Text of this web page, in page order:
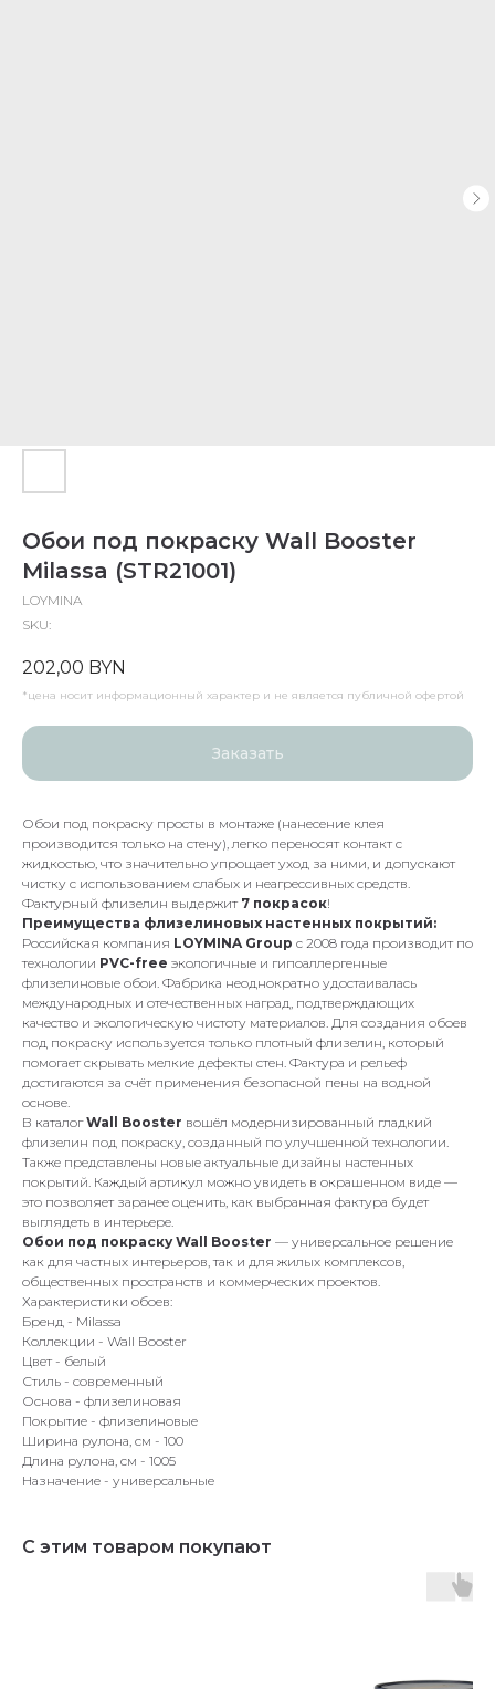
Обои под покраску Wall Booster
Milassa (STR21001)
LOYMINA
SKU:
202,00 BYN
*цена носит информационный характер и не является публичной офертой
Заказать
Обои под покраску просты в монтаже (нанесение клея
производится только на стену), легко переносят контакт с
жидкостью, что значительно упрощает уход за ними, и допускают
чистку с использованием слабых и неагрессивных средств.
Фактурный флизелин выдержит 7 покрасок!
Преимущества флизелиновых настенных покрытий:
Российская компания LOYMINA Group с 2008 года производит по
технологии PVC-free экологичные и гипоаллергенные
флизелиновые обои. Фабрика неоднократно удостаивалась
международных и отечественных наград, подтверждающих
качество и экологическую чистоту материалов. Для создания обоев
под покраску используется только плотный флизелин, который
помогает скрывать мелкие дефекты стен. Фактура и рельеф
достигаются за счёт применения безопасной пены на водной
основе.
В каталогWall Booster вошёл модернизированный гладкий
флизелин под покраску, созданный по улучшенной технологии.
Также представлены новые актуальные дизайны настенных
покрытий. Каждый артикул можно увидеть в окрашенном виде —
это позволяет заранее оценить, как выбранная фактура будет
выглядеть в интерьере.
Обои под покраску Wall Booster — универсальное решение
как для частных интерьеров, так и для жилых комплексов,
общественных пространств и коммерческих проектов.
Характеристики обоев:
Бренд - Milassa
Коллекции - Wall Booster
Цвет - белый
Стиль - современный
Основа - флизелиновая
Покрытие - флизелиновые
Ширина рулона, см - 100
Длина рулона, см - 1005
Назначение - универсальные
С этим товаром покупают